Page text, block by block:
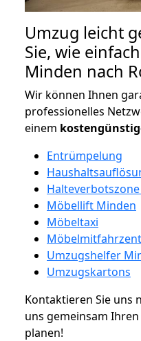
Umzug leicht
Sie, wie
Minden nach
Wir können Ihnen
professionelles
einem
Entrümpelung
Möbellift Minden
Möbeltaxi
Umzugshelfer
Umzugskartons
Kontaktieren Sie uns
uns gemeinsam
planen!